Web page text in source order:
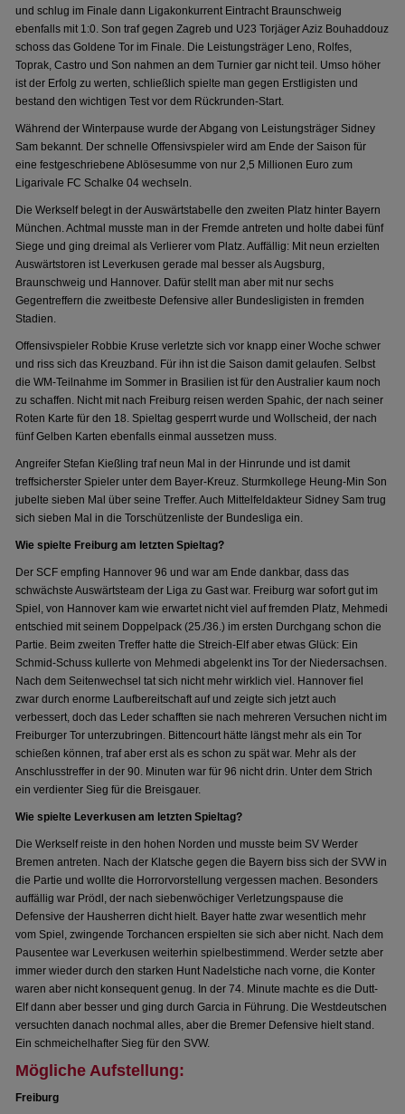
und schlug im Finale dann Ligakonkurrent Eintracht Braunschweig
ebenfalls mit 1:0. Son traf gegen Zagreb und U23 Torjäger Aziz Bouhaddouz
schoss das Goldene Tor im Finale. Die Leistungsträger Leno, Rolfes,
Toprak, Castro und Son nahmen an dem Turnier gar nicht teil. Umso höher
ist der Erfolg zu werten, schließlich spielte man gegen Erstligisten und
bestand den wichtigen Test vor dem Rückrunden-Start.
Während der Winterpause wurde der Abgang von Leistungsträger Sidney
Sam bekannt. Der schnelle Offensivspieler wird am Ende der Saison für
eine festgeschriebene Ablösesumme von nur 2,5 Millionen Euro zum
Ligarivale FC Schalke 04 wechseln.
Die Werkself belegt in der Auswärtstabelle den zweiten Platz hinter Bayern
München. Achtmal musste man in der Fremde antreten und holte dabei fünf
Siege und ging dreimal als Verlierer vom Platz. Auffällig: Mit neun erzielten
Auswärtstoren ist Leverkusen gerade mal besser als Augsburg,
Braunschweig und Hannover. Dafür stellt man aber mit nur sechs
Gegentreffern die zweitbeste Defensive aller Bundesligisten in fremden
Stadien.
Offensivspieler Robbie Kruse verletzte sich vor knapp einer Woche schwer
und riss sich das Kreuzband. Für ihn ist die Saison damit gelaufen. Selbst
die WM-Teilnahme im Sommer in Brasilien ist für den Australier kaum noch
zu schaffen. Nicht mit nach Freiburg reisen werden Spahic, der nach seiner
Roten Karte für den 18. Spieltag gesperrt wurde und Wollscheid, der nach
fünf Gelben Karten ebenfalls einmal aussetzen muss.
Angreifer Stefan Kießling traf neun Mal in der Hinrunde und ist damit
treffsicherster Spieler unter dem Bayer-Kreuz. Sturmkollege Heung-Min Son
jubelte sieben Mal über seine Treffer. Auch Mittelfeldakteur Sidney Sam trug
sich sieben Mal in die Torschützenliste der Bundesliga ein.
Wie spielte Freiburg am letzten Spieltag?
Der SCF empfing Hannover 96 und war am Ende dankbar, dass das
schwächste Auswärtsteam der Liga zu Gast war. Freiburg war sofort gut im
Spiel, von Hannover kam wie erwartet nicht viel auf fremden Platz, Mehmedi
entschied mit seinem Doppelpack (25./36.) im ersten Durchgang schon die
Partie. Beim zweiten Treffer hatte die Streich-Elf aber etwas Glück: Ein
Schmid-Schuss kullerte von Mehmedi abgelenkt ins Tor der Niedersachsen.
Nach dem Seitenwechsel tat sich nicht mehr wirklich viel. Hannover fiel
zwar durch enorme Laufbereitschaft auf und zeigte sich jetzt auch
verbessert, doch das Leder schafften sie nach mehreren Versuchen nicht im
Freiburger Tor unterzubringen. Bittencourt hätte längst mehr als ein Tor
schießen können, traf aber erst als es schon zu spät war. Mehr als der
Anschlusstreffer in der 90. Minuten war für 96 nicht drin. Unter dem Strich
ein verdienter Sieg für die Breisgauer.
Wie spielte Leverkusen am letzten Spieltag?
Die Werkself reiste in den hohen Norden und musste beim SV Werder
Bremen antreten. Nach der Klatsche gegen die Bayern biss sich der SVW in
die Partie und wollte die Horrorvorstellung vergessen machen. Besonders
auffällig war Prödl, der nach siebenwöchiger Verletzungspause die
Defensive der Hausherren dicht hielt. Bayer hatte zwar wesentlich mehr
vom Spiel, zwingende Torchancen erspielten sie sich aber nicht. Nach dem
Pausentee war Leverkusen weiterhin spielbestimmend. Werder setzte aber
immer wieder durch den starken Hunt Nadelstiche nach vorne, die Konter
waren aber nicht konsequent genug. In der 74. Minute machte es die Dutt-
Elf dann aber besser und ging durch Garcia in Führung. Die Westdeutschen
versuchten danach nochmal alles, aber die Bremer Defensive hielt stand.
Ein schmeichelhafter Sieg für den SVW.
Mögliche Aufstellung:
Freiburg